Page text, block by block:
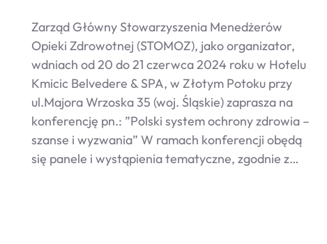
Zarząd Główny Stowarzyszenia Menedżerów
Opieki Zdrowotnej (STOMOZ), jako organizator,
wdniach od 20 do 21 czerwca 2024 roku w Hotelu
Kmicic Belvedere & SPA, w Złotym Potoku przy
ul.Majora Wrzoska 35 (woj. Śląskie) zaprasza na
konferencję pn.: ”Polski system ochrony zdrowia –
szanse i wyzwania” W ramach konferencji obędą
się panele i wystąpienia tematyczne, zgodnie z…